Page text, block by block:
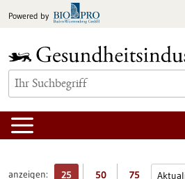
Inhalt
Powered by
anzeigen: 25 50 75